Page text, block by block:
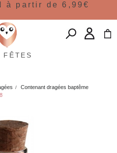
à partir de 6,99€
FÊTES
Contenant dragées baptême